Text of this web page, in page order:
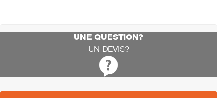
UNE QUESTION?
UN DEVIS?